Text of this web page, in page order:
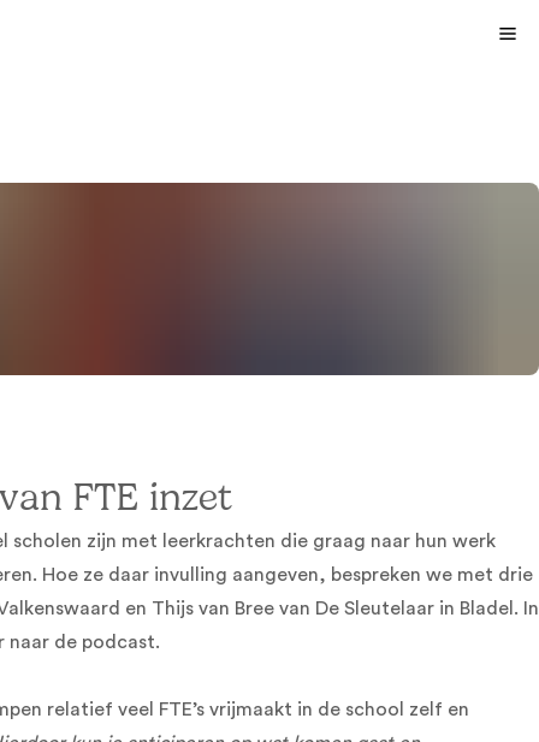
FTE inzet
scholen zijn met leerkrachten die graag naar hun werk
Hoe ze daar invulling aangeven, bespreken we met drie
en Thijs van Bree van De Sleutelaar in Bladel. In
naar de podcast.
relatief veel FTE’s vrijmaakt in de school zelf en